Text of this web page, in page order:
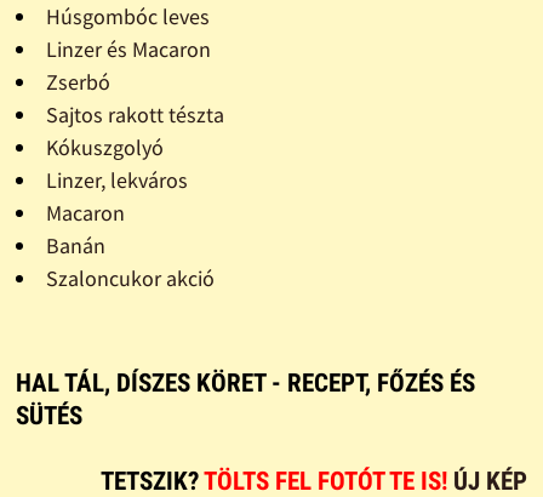
Húsgombóc leves
Linzer és Macaron
Zserbó
Sajtos rakott tészta
Kókuszgolyó
Linzer, lekváros
Macaron
Banán
Szaloncukor akció
HAL TÁL, DÍSZES KÖRET - RECEPT, FŐZÉS ÉS
SÜTÉS
TETSZIK?TÖLTS FEL FOTÓT TE IS! ÚJ KÉP